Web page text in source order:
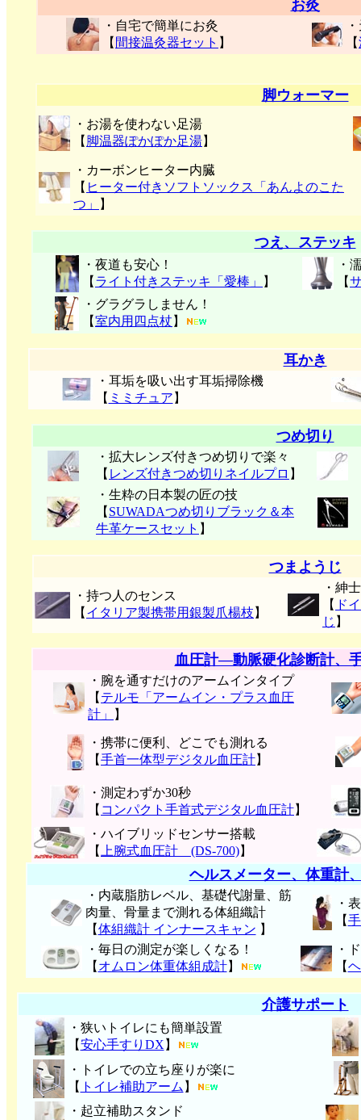
お灸
・自宅で簡単にお灸
【 間接温灸器セット 】
【
脚ウォーマー
・お湯を使わない足湯
【 脚温器ぽかぽか足湯】
・カーボンヒーター内臓
【 ヒーター付きソフトソックス「あんよのこた
つ」
】
つえ、ステッキ
・夜道も安心！
【 ライト付きステッキ「愛棒」 】
・
【
・グラグラしません！
【室内用四点杖 】
耳かき
・耳垢を吸い出す耳垢掃除機
【 ミミチュア 】
つめ切り
・拡大レンズ付きつめ切りで楽々
【 レンズ付きつめ切りネイルプロ 】
・生粋の日本製の匠の技
【 SUWADAつめ切りブラック＆本
牛革ケースセット 】
つまようじ
・持つ人のセンス
【 イタリア製携帯用銀製爪楊枝 】
・紳
【 ド
じ 】
血圧計―動脈硬化診断計、
・腕を通すだけのアームインタイプ
【 テルモ「アームイン・プラス血圧
計」
】
・携帯に便利、どこでも測れる
【手首一体型デジタル血圧計】
・測定わずか30秒
【 コンパクト手首式デジタル血圧計】
・ハイブリッドセンサー搭載
【
上腕式血圧計 (DS-700)】
ヘルスメーター、体重計
・内蔵脂肪レベル、基礎代謝量、筋
肉量、骨量まで測れる体組織計
【体組織計 インナースキャン 】
・
【
・毎日の測定が楽しくなる！
【 オムロン体重体組成計】
・
【
介護サポート
・狭いトイレにも簡単設置
【安心手すりDX 】
・トイレでの立ち座りが楽に
【 トイレ補助アーム 】
・起立補助スタンド